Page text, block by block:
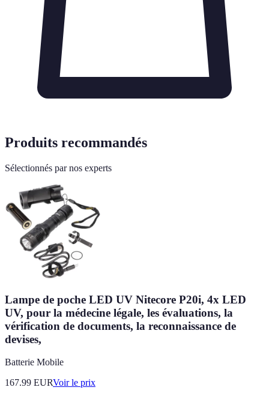
Produits recommandés
Sélectionnés par nos experts
Lampe de poche LED UV Nitecore P20i, 4x LED
UV, pour la médecine légale, les évaluations, la
vérification de documents, la reconnaissance de
devises,
Batterie Mobile
167.99 EURVoir le prix